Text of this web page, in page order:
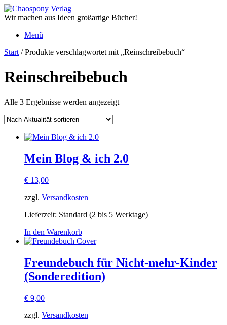
Zum
Inhalt
Wir machen aus Ideen großartige Bücher!
Menü
Start / Produkte verschlagwortet mit „Reinschreibebuch“
Reinschreibebuch
Alle 3 Ergebnisse werden angezeigtNach
Mein Blog & ich 2.0
€ 13,00
zzgl. Versandkosten
Lieferzeit: Standard (2 bis 5 Werktage)
In den Warenkorb
Freundebuch für Nicht-mehr-Kinder
(Sonderedition)
€ 9,00
zzgl. Versandkosten